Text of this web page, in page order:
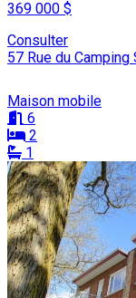
369 000 $
Consulter
57 Rue du
Maison mobile
6
2
1